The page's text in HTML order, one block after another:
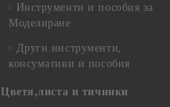
Инструменти и пособия за
Моделиране
Други инструменти,
консумативи и пособия
Цветя,листа и тичинки